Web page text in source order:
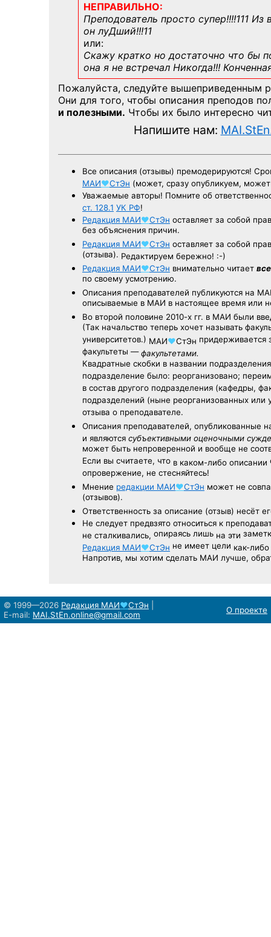
НЕПРАВИЛЬНО:
Преподователь просто супер!!!!111
он луДший!!!11
или:
Скажу кратко но достаточно что бы
она я не встречал Никогда!!!
Пожалуйста, следуйте вышеприведенным
Они для того, чтобы описания преподов
и полезными. Чтобы их было интересно
Напишите нам:
Все описания (отзывы) премодерируются!
МАИ♥СтЭн (может, сразу опубликуем,
Уважаемые авторы! Помните об
ст. 128.1 УК РФ!
Редакция МАИ♥СтЭн оставляет за собой
без объяснения причин.
Редакция МАИ♥СтЭн оставляет за собой
(отзыва). Редактируем бережно! :-)
Редакция МАИ♥СтЭн внимательно читает все
по своему усмотрению.
Описания преподавателей публикуются на
описываемые в МАИ в настоящее время или
Во второй половине 2010-х гг. в МАИ были
(Так начальство теперь хочет называть
университетов.) МАИ♥СтЭн придерживается
факультеты —факультетами.
Квадратные скобки в названии
подразделение было: реорганизовано;
в состав другого подразделения (кафедры,
подразделений (ныне реорганизованных
отзыва о преподавателе.
Описания преподавателей, опубликованные
и являются субъективными оценочными
может быть непроверенной и вообще не
Если вы считаете, что в каком-либо описании
опровержение, не стесняйтесь!
Мнение редакции МАИ♥СтЭн может не
(отзывов).
Ответственность за описание (отзыв) несёт
Не следует предвзято относиться к
не сталкивались, опираясь лишь на эти
Редакция МАИ♥СтЭн не имеет цели как-либо
Напротив, мы хотим сделать МАИ лучше,
© 1999—2026 Редакция МАИ♥СтЭн
E-mail: MAI.StEn.online@gmail.com О проекте